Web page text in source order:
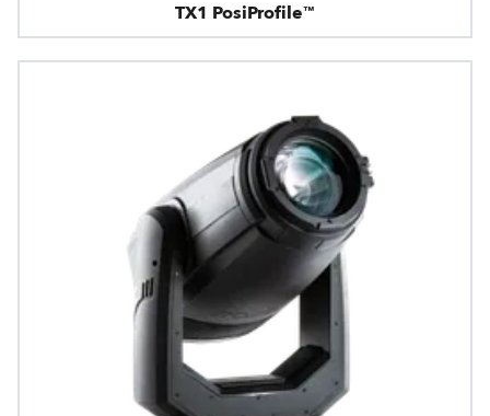
TX1 PosiProfile™